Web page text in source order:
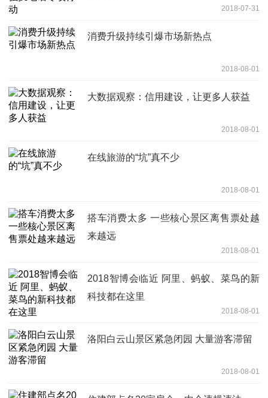
2018-07-31
消费升级持续引爆市场新热点
2018-08-01
大数据观察：信用建设，让更多人获益
2018-08-01
在线旅游的“坑”真不少
2018-08-01
搭车消费太多 一些核心景区离售票处越
来越远
2018-08-01
2018智博会临近 阿里、蚂蚁、菜鸟的新
科技都在这里
2018-08-01
洛阳白云山景区紧急闭园 大量游客滞留
2018-08-01